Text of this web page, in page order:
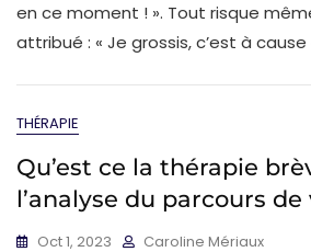
en ce moment ! ». Tout risque
attribué : « Je grossis, c’est à
THÉRAPIE
Qu’est ce la thérapie
l’analyse du parcours de
Oct 1, 2023 Caroline Mériaux